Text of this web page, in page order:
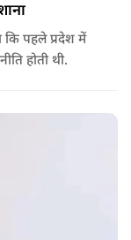
कि पहले प्रदेश में
होती थी.